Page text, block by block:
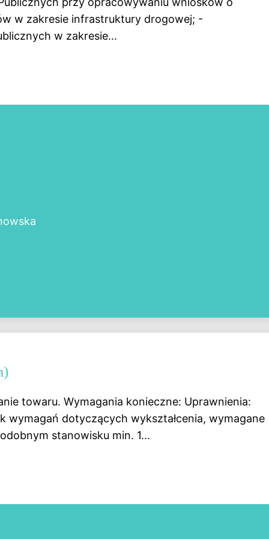
w zakresie infrastruktury drogowej; -
w zakresie...
towaru. Wymagania konieczne: Uprawnienia:
wymagań dotyczących wykształcenia, wymagane
stanowisku min. 1...